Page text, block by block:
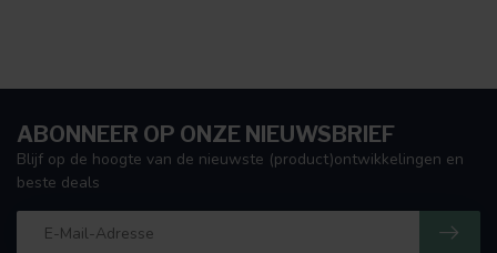
ABONNEER OP ONZE NIEUWSBRIEF
Blijf op de hoogte van de nieuwste (product)ontwikkelingen en
beste deals